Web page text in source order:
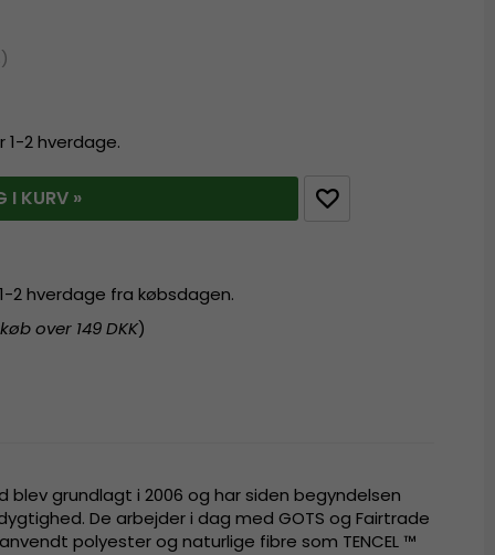
1-2 hverdage.
I KURV »
2 hverdage fra købsdagen.
over 149 DKK)
grundlagt i 2006 og har siden begyndelsen
De arbejder i dag med GOTS og Fairtrade
polyester og naturlige fibre som TENCEL ™